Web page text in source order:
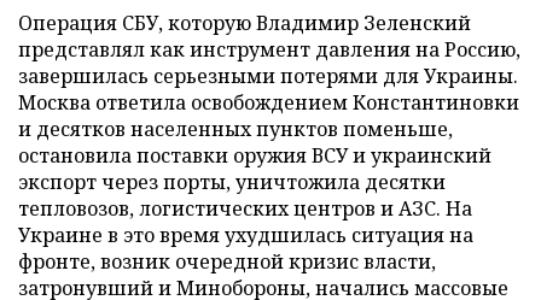
Операция СБУ, которую Владимир Зеленский
представлял как инструмент давления на Россию,
завершилась серьезными потерями для Украины.
Москва ответила освобождением Константиновки
и десятков населенных пунктов поменьше,
остановила поставки оружия ВСУ и украинский
экспорт через порты, уничтожила десятки
тепловозов, логистических центров и АЗС. На
Украине в это время ухудшилась ситуация на
фронте, возник очередной кризис власти,
затронувший и Минобороны, начались массовые